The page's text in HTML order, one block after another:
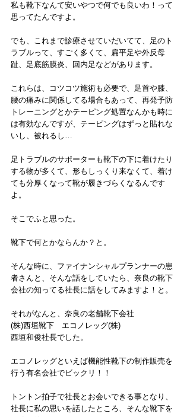
私も靴下なんて安いやつで何でも良いわ！って
思ってたんですよ。
でも、これまで診療させていだいてて、足のト
ラブルって、すごく多くて、扁平足や外反母
趾、足底筋膜炎、回内足などがあります。
これらは、コツコツ施術も必要で、足首や膝、
腰の痛みに関係してる場合もあって、再発予防
トレーニングとかテーピング処置なんかも時に
は有効なんですが、テーピングはずっと貼れな
いし、被れるし…
足トラブルのサポーターも靴下の下に着けたり
する物が多くて、形もしっくり来なくて、着け
ても分厚くなって靴が履きづらくなるんです
よ。
そこでふと思った。
靴下で何とかならんか？と。
そんな時に、ファイナンシャルプランナーの患
者さんと、そんな話をしていたら、奈良の靴下
会社の知ってる社長に話をしてみますよ！と。
それがなんと、奈良の老舗靴下会社
(株)西垣靴下　エコノレッグ(株)
西垣和俊社長でした。
エコノレッグといえば機能性靴下の制作販売を
行う有名会社でビックリ！！
トントン拍子で社長とお会いできる事となり、
社長に私の思いを話したところ、そんな靴下を